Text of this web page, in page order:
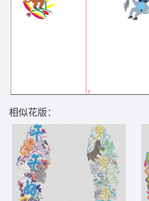
相似花版：